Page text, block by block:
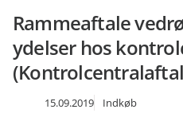
Rammeaftale
ydelser hos
15.09.2019 Indkøb